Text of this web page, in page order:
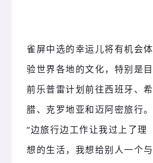
雀屏中选的幸运儿将有机会体
验世界各地的文化，特别是目
前乐普雷计划前往西班牙、希
腊、克罗地亚和迈阿密旅行。
“边旅行边工作让我过上了理
想的生活，我想给别人一个与